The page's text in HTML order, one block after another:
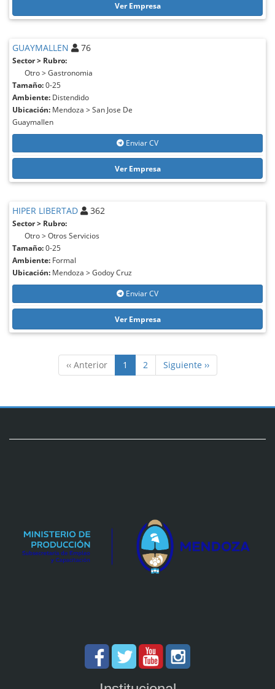
Ver Empresa
GUAYMALLEN 76
Sector > Rubro:
Otro > Gastronomia
Tamaño:0-25
Ambiente: Distendido
Ubicación: Mendoza > San Jose De
Guaymallen
Enviar CV
Ver Empresa
HIPER LIBERTAD 362
Sector > Rubro:
Otro > Otros Servicios
Tamaño:0-25
Ambiente: Formal
Ubicación: Mendoza > Godoy Cruz
Enviar CV
Ver Empresa
‹‹ Anterior 1 2 Siguiente ››